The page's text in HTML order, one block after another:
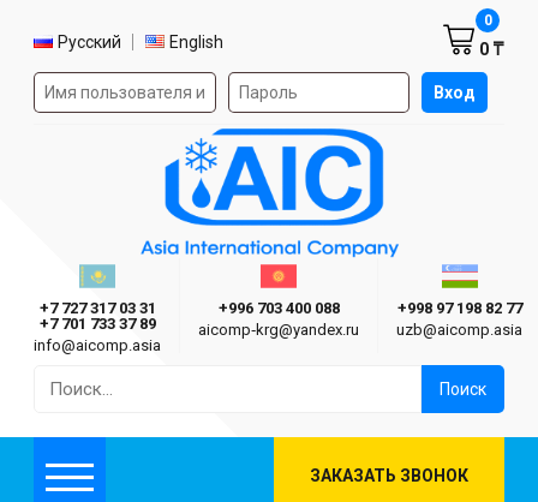
Выбор языка
Русский English
Форма авторизации на сайте Вход
0 ₸
0
Asia International Company
Казахстан г. Алматы
+7 727 317 03 31
+7 701 733 37 89
info@aicomp.asia
Киргизия г. Бишкек
+996 703 400 088
aicomp‑krg@yandex.ru
+998 97 198 82 77
uzb@aicomp.asia
Меню ЗАКАЗАТЬ ЗВОНОК